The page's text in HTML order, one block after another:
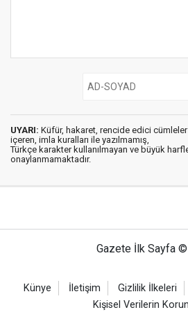
UYARI: Küfür, hakaret, rencide edici cümleler
içeren, imla kuralları ile yazılmamış,
Türkçe karakter kullanılmayan ve büyük
onaylanmamaktadır.
Gazete İlk Sayfa
Künye İletişim Gizlilik İlkeleri
Kişisel Verilerin